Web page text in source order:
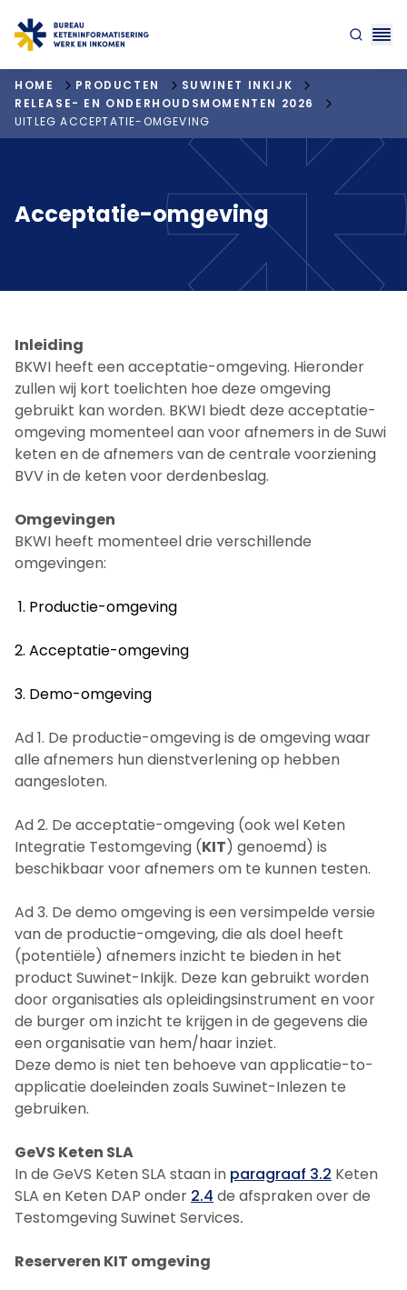
"ga naar homepagina"
HOME PRODUCTEN
SUWINET INKIJK
RELEASE- EN ONDERHOUDSMOMENTEN 2026
UITLEG ACCEPTATIE-OMGEVING
Acceptatie-omgeving
Inleiding
BKWI heeft een acceptatie-omgeving. Hieronder
zullen wij kort toelichten hoe deze omgeving
gebruikt kan worden. BKWI biedt deze acceptatie-
omgeving momenteel aan voor afnemers in de Suwi
keten en de afnemers van de centrale voorziening
BVV in de keten voor derdenbeslag.
Omgevingen
BKWI heeft momenteel drie verschillende
omgevingen:
Productie-omgeving
Acceptatie-omgeving
Demo-omgeving
Ad 1. De productie-omgeving is de omgeving waar
alle afnemers hun dienstverlening op hebben
aangesloten.
Ad 2. De acceptatie-omgeving (ook wel Keten
Integratie Testomgeving (KIT) genoemd) is
beschikbaar voor afnemers om te kunnen testen.
Ad 3. De demo omgeving is een versimpelde versie
van de productie-omgeving, die als doel heeft
(potentiële) afnemers inzicht te bieden in het
product Suwinet-Inkijk. Deze kan gebruikt worden
door organisaties als opleidingsinstrument en voor
de burger om inzicht te krijgen in de gegevens die
een organisatie van hem/haar inziet.
Deze demo is niet ten behoeve van applicatie-to-
applicatie doeleinden zoals Suwinet-Inlezen te
gebruiken.
GeVS Keten SLA
In de GeVS Keten SLA staan in paragraaf 3.2 Keten
SLA en Keten DAP onder 2.4 de afspraken over de
Testomgeving Suwinet Services.
Reserveren KIT omgeving